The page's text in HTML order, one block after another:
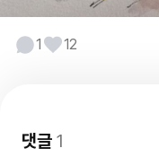
1 12
댓글1